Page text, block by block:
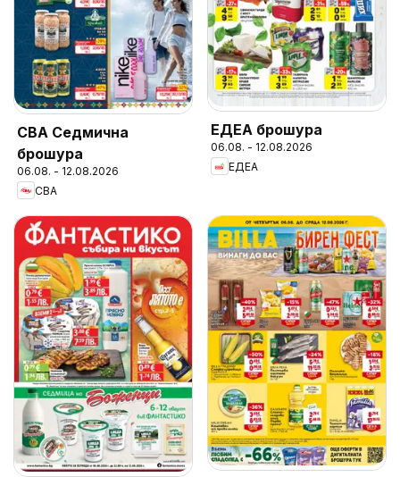
CBA Седмична
брошура
06.08. - 12.08.2026
CBA
ЕДЕА брошура
06.08. - 12.08.2026
ЕДЕА